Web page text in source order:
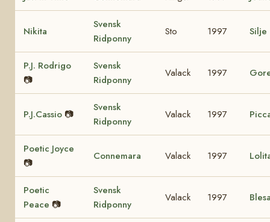
Nikita
Svensk
Ridponny
Sto 1997 Silje
P.J. Rodrigo
📷
Svensk
Ridponny
Valack 1997
P.J.Cassio 📷
Svensk
Ridponny
Valack 1997
Poetic Joyce
📷
Connemara Valack 1997
Poetic
Peace 📷
Svensk
Ridponny
Valack 1997